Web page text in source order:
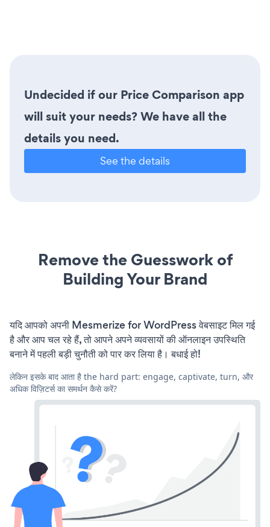
Undecided if our Price Comparison app
will suit your needs? We have all the
details you need.
See the details
Remove the Guesswork of
Building Your Brand
यदि आपको अपनी Mesmerize for WordPress वेबसाइट मिल गई
है और आप चल रहे हैं, तो आपने अपने व्यवसायों की ऑनलाइन उपस्थिति
बनाने में पहली बड़ी चुनौती को पार कर लिया है। बधाई हो!
लेकिन इसके बाद आता है the hard part: engage, captivate, turn, और
अधिक विज़िटर्स का समर्थन कैसे करें?